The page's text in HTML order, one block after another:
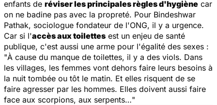
enfants de réviser les principales règles d'hygiène car
on ne badine pas avec la propreté. Pour Bindeshwar
Pathak, sociologue fondateur de l'ONG, il y a urgence.
Car si l'accès aux toilettes est un enjeu de santé
publique, c'est aussi une arme pour l'égalité des sexes :
"À cause du manque de toilettes, il y a des viols. Dans
les villages, les femmes vont dehors faire leurs besoins à
la nuit tombée ou tôt le matin. Et elles risquent de se
faire agresser par les hommes. Elles doivent aussi faire
face aux scorpions, aux serpents…"